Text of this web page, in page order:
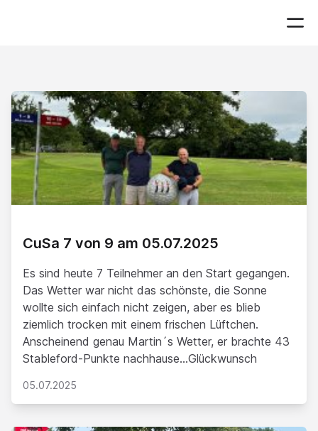
CuSa 7 von 9 am 05.07.2025
Es sind heute 7 Teilnehmer an den Start gegangen.
Das Wetter war nicht das schönste, die Sonne
wollte sich einfach nicht zeigen, aber es blieb
ziemlich trocken mit einem frischen Lüftchen.
Anscheinend genau Martin´s Wetter, er brachte 43
Stableford-Punkte nachhause...Glückwunsch
05.07.2025